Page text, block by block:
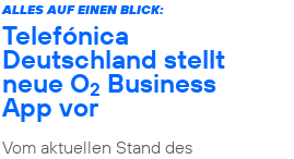
ALLES AUF EINEN BLICK:
Telefónica
Deutschland stellt
neue O2 Business
App vor
Vom aktuellen Stand des